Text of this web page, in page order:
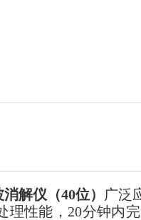
解仪（40位） 广泛
理性能，20分钟内